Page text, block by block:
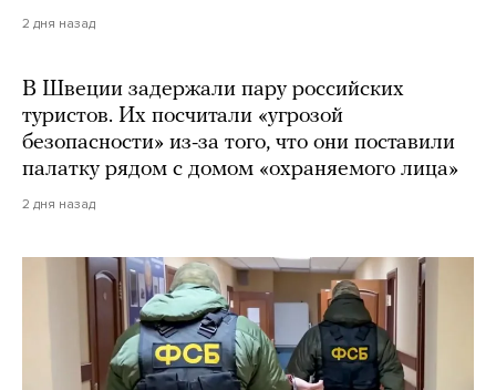
2 дня назад
В Швеции задержали пару российских
туристов. Их посчитали «угрозой
безопасности» из-за того, что они поставили
палатку рядом с домом «охраняемого лица»
2 дня назад